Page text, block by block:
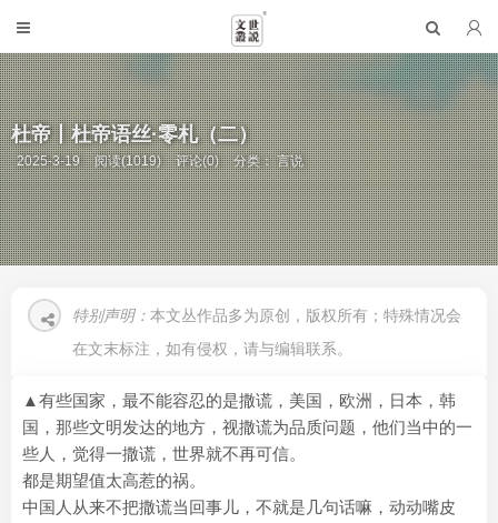
杜帝丨杜帝语丝·零札（二）
2025-3-19 阅读(1019) 评论(0) 分类：言说
特别声明： 本文丛作品多为原创，版权所有；特殊情况会
在文末标注，如有侵权，请与编辑联系。
▲有些国家，最不能容忍的是撒谎，美国，欧洲，日本，韩
国，那些文明发达的地方，视撒谎为品质问题，他们当中的一
些人，觉得一撒谎，世界就不再可信。
都是期望值太高惹的祸。
中国人从来不把撒谎当回事儿，不就是几句话嘛，动动嘴皮